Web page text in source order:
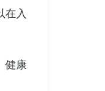
在入
健康